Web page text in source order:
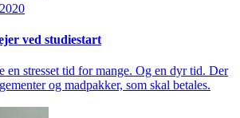
ved studiestart
en stresset tid for mange. Og en dyr tid. Der
og madpakker, som skal betales.